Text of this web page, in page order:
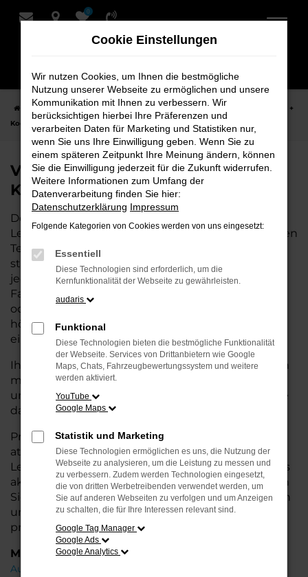
Zum
0
Startseite Leer VW VW Golf
VW Golf Neuwagen bei Schmidt +
Koch für Leer
VW Golf Neuwagen bei Schmidt +
Koch für Leer
Der VW Golf ist die perfekte Wahl für alle, die für
Leer einen Neuwagen suchen. Mit seiner modernen
Technik, seinem effizienten Antrieb und dem
stilvollen Design ist der Golf die ideale Lösung für
jeden, der ein zuverlässiges und komfortables
Fahrzeug möchte. Egal, ob für den Stadtverkehr
oder längere Fahrten – der Golf bietet Ihnen
höchsten Fahrkomfort, innovative Features und
eine herausragende Wirtschaftlichkeit.
Ihr VW Autohaus in der Nähe von Leer steht Ihnen
mit einer breiten Auswahl an Neuwagen zur Seite
und bietet Ihnen umfassende
, damit Sie
das für Sie passende Fahrzeug finden.
Profitieren Sie von zusätzlichen Services wie
attraktiven Finanzierungsmöglichkeiten,
Leasingangeboten und der Inzahlungnahme Ihres
aktuellen Fahrzeugs. Besuchen Sie uns und lassen
Sie sich von unseren Experten beraten – wir freuen
uns, Ihnen den perfekten Neuwagen zu
präsentieren!
Marken
Audi
Cookie Einstellungen
Wir nutzen Cookies, um Ihnen die bestmögliche
Nutzung unserer Webseite zu ermöglichen und unsere
Kommunikation mit Ihnen zu verbessern. Wir
berücksichtigen hierbei Ihre Präferenzen und
verarbeiten Daten für Marketing und Statistiken nur,
wenn Sie uns Ihre Einwilligung geben. Wenn Sie zu
einem späteren Zeitpunkt Ihre Meinung ändern, können
Sie die Einwilligung jederzeit für die Zukunft widerrufen.
Weitere Informationen zum Umfang der
Datenverarbeitung finden Sie hier:
Datenschutzerklärung Impressum
Folgende Kategorien von Cookies werden von uns eingesetzt:
Essentiell
Diese Technologien sind erforderlich, um die
Kernfunktionalität der Webseite zu gewährleisten.
audaris
Funktional
Diese Technologien bieten die bestmögliche Funktionalität
der Webseite. Services von Drittanbietern wie Google
Maps, Chats, Fahrzeugbewertungssystem und weitere
werden aktiviert.
YouTube
Google Maps
Statistik und Marketing
Diese Technologien ermöglichen es uns, die Nutzung der
Webseite zu analysieren, um die Leistung zu messen und
zu verbessern. Zudem werden Technologien eingesetzt,
die von dritten Werbetreibenden verwendet werden, um
Sie auf anderen Webseiten zu verfolgen und um Anzeigen
zu schalten, die für Ihre Interessen relevant sind.
Google Tag Manager
Google Ads
Google Analytics